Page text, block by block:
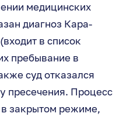
медицинских
диагноз Кара-
в список
пребывание в
суд отказался
пресечения. Процесс
в закрытом режиме,